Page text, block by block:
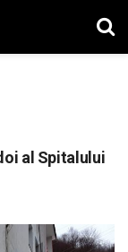
al Spitalului